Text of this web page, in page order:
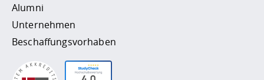
Alumni
Unternehmen
Beschaffungsvorhaben